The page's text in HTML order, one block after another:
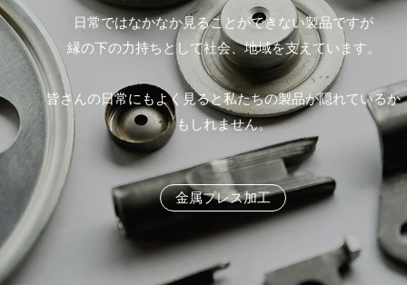
日常ではなかなか見ることができない製品ですが
縁の下の力持ちとして社会、地域を支えています。
​皆さんの日常にもよく見ると私たちの製品が隠れているか
もしれません。
金属プレス加工